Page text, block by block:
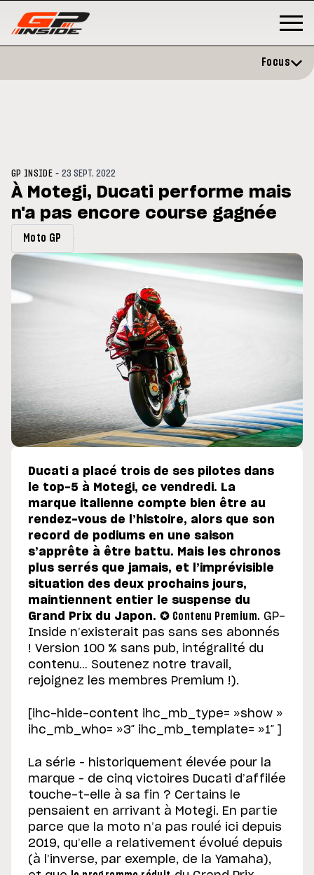
du GP de Grande-
MOTO GP
Focus
GP INSIDE -23 SEPT. 2022
À Motegi, Ducati performe mais
n'a pas encore course gagnée
Moto GP
Ducati a placé trois de ses pilotes dans
le top-5 à Motegi, ce vendredi. La
marque italienne compte bien être au
rendez-vous de l’histoire, alors que son
record de podiums en une saison
s’apprête à être battu. Mais les chronos
plus serrés que jamais, et l’imprévisible
situation des deux prochains jours,
maintiennent entier le suspense du
Grand Prix du Japon. ✪ Contenu Premium. GP-
Inside n’existerait pas sans ses abonnés
! Version 100 % sans pub, intégralité du
contenu… Soutenez notre travail,
rejoignez les membres Premium !).
[ihc-hide-content ihc_mb_type= »show »
ihc_mb_who= »3″ ihc_mb_template= »1″ ]
La série – historiquement élevée pour la
marque – de cinq victoires Ducati d’affilée
touche-t-elle à sa fin ? Certains le
pensaient en arrivant à Motegi. En partie
parce que la moto n’a pas roulé ici depuis
2019, qu’elle a relativement évolué depuis
(à l’inverse, par exemple, de la Yamaha),